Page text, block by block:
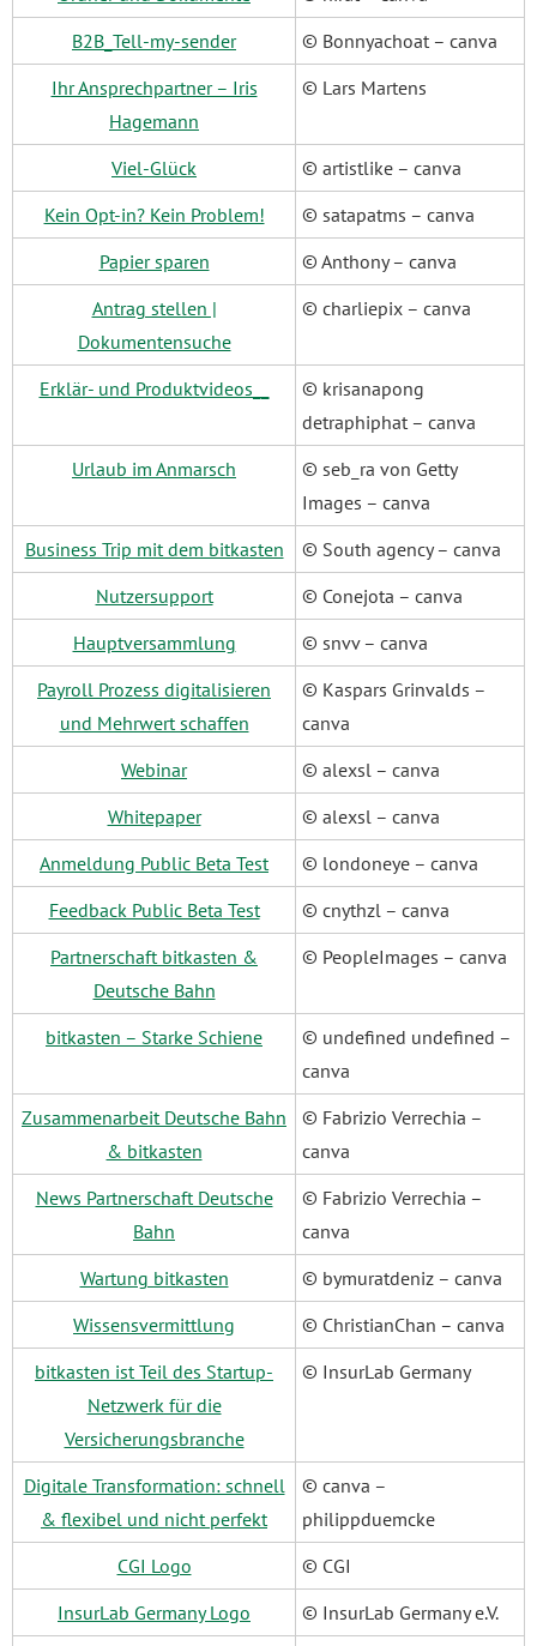
B2B_Tell-my-sender
© Bonnyachoat – canva
Ihr Ansprechpartner – Iris
Hagemann
© Lars Martens
Viel-Glück
© artistlike – canva
Kein Opt-in? Kein Problem!
© satapatms – canva
Papier sparen
© Anthony – canva
Antrag stellen |
Dokumentensuche
© charliepix – canva
Erklär- und Produktvideos__
© krisanapong
detraphiphat – canva
Urlaub im Anmarsch
© seb_ra von Getty
Images – canva
Business Trip mit dem bitkasten
© South agency – canva
Nutzersupport
© Conejota – canva
Hauptversammlung
© snvv – canva
Payroll Prozess digitalisieren
und Mehrwert schaffen
© Kaspars Grinvalds –
canva
Webinar
© alexsl – canva
Whitepaper
© alexsl – canva
Anmeldung Public Beta Test
© londoneye – canva
Feedback Public Beta Test
© cnythzl – canva
Partnerschaft bitkasten &
Deutsche Bahn
© PeopleImages – canva
bitkasten – Starke Schiene
© undefined undefined –
canva
Zusammenarbeit Deutsche Bahn
& bitkasten
© Fabrizio Verrechia –
canva
News Partnerschaft Deutsche
Bahn
© Fabrizio Verrechia –
canva
Wartung bitkasten
© bymuratdeniz – canva
Wissensvermittlung
© ChristianChan – canva
bitkasten ist Teil des Startup-
Netzwerk für die
Versicherungsbranche
© InsurLab Germany
Digitale Transformation: schnell
& flexibel und nicht perfekt
© canva –
philippduemcke
CGI Logo
© CGI
InsurLab Germany Logo
© InsurLab Germany e.V.